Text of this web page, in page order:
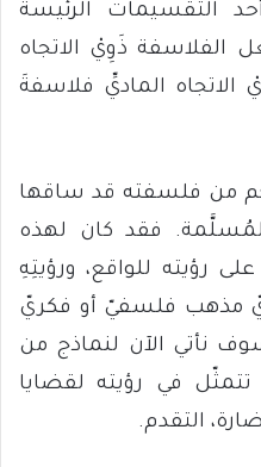
التقسيمات الرئيسة
الفلاسفة ذَوِيْ الاتجاه
الاتجاه الماديِّ فلاسفةَ
من فلسفته قد ساقها
فقد كان لهذه
رؤيته للواقع، ورؤيتِهِ
مذهب فلسفيّ أو فكريّ
نأتي الآن لنماذج من
في رؤيته لقضايا
التقدم.